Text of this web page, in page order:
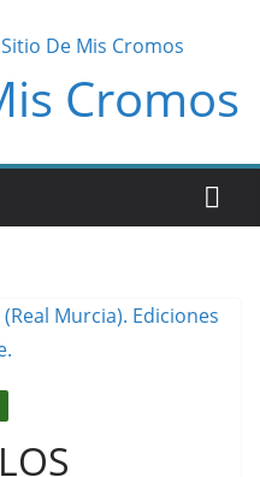
Cromos